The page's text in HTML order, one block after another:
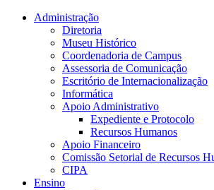
Conteúdo principal Menu principal
Administração
Diretoria
Museu Histórico
Coordenadoria de Campus
Assessoria de Comunicação
Escritório de Internacionalização
Informática
Apoio Administrativo
Expediente e Protocolo
Recursos Humanos
Apoio Financeiro
Comissão Setorial de Recursos
CIPA
Ensino